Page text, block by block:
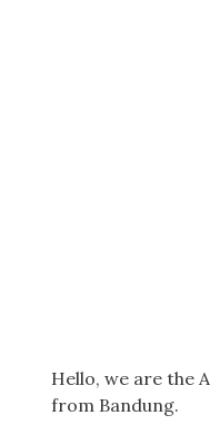
Hello, we are the
from Bandung.